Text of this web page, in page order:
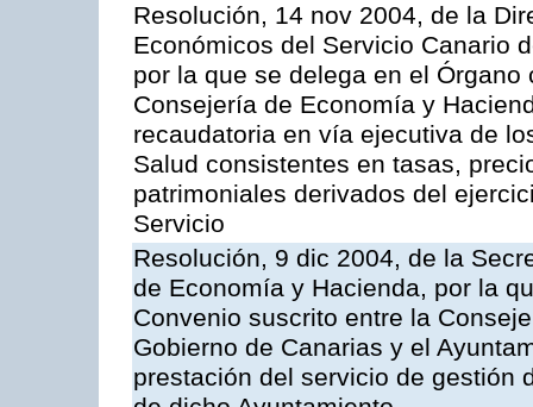
Resolución, 14 nov 2004, de la
Económicos del Servicio Canario
por la que se delega en el
Consejería de Economía y
recaudatoria en vía ejecutiva de
Salud consistentes en tasas,
patrimoniales derivados del
Servicio
Resolución, 9 dic 2004, de la
de Economía y Hacienda, por la
Convenio suscrito entre la
Gobierno de Canarias y el
prestación del servicio de gestión